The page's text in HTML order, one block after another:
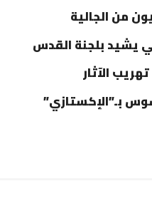
يشيد بلجنة القدس
الآثار
بـ”الإكستازي”